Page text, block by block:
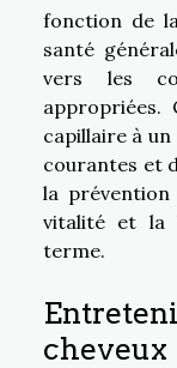
fonction de
santé
vers les
capillaire à
courantes et
la prévention
vitalité et la
terme.
cheveux